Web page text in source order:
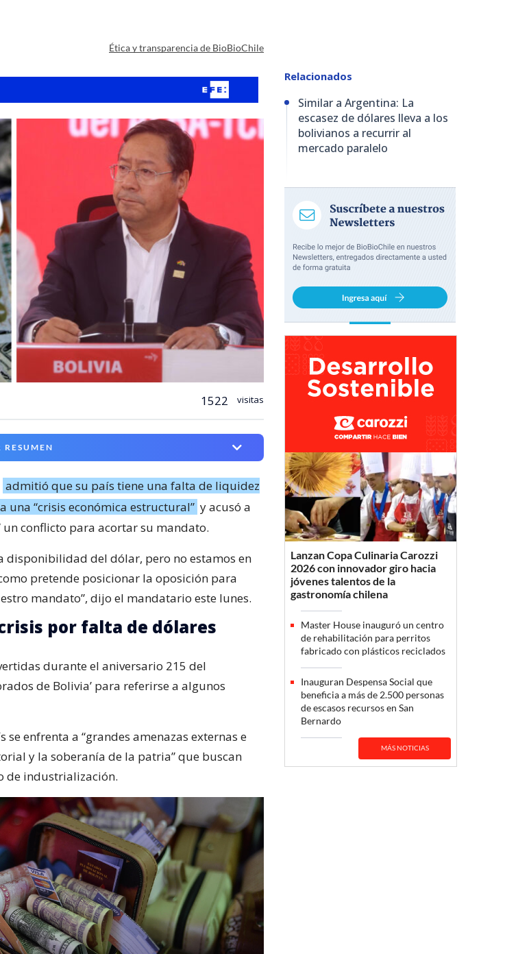
Ética y transparencia de BioBioChile
1522 visitas
RESUMEN
admitió que su país tiene una falta de liquidez
una “crisis económica estructural” y acusó a
un conflicto para acortar su mandato.
disponibilidad del dólar, pero no estamos en
pretende posicionar la oposición para
mandato”, dijo el mandatario este lunes.
por falta de dólares
durante el aniversario 215 del
de Bolivia’ para referirse a algunos
enfrenta a “grandes amenazas externas e
y la soberanía de la patria” que buscan
de industrialización.
Relacionados
Similar a Argentina: La
escasez de dólares lleva a los
bolivianos a recurrir al
mercado paralelo
Lanzan Copa Culinaria Carozzi
2026 con innovador giro hacia
jóvenes talentos de la
gastronomía chilena
Master House inauguró un centro
de rehabilitación para perritos
fabricado con plásticos reciclados
Inauguran Despensa Social que
beneficia a más de 2.500 personas
de escasos recursos en San
Bernardo
MÁS NOTICIAS